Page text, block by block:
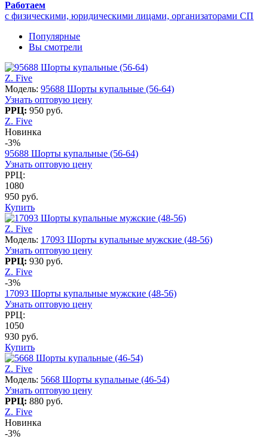
Работаем
с физическими, юридическими лицами, организаторами СП
Популярные
Вы смотрели
Z. Five
Модель: 95688 Шорты купальные (56-64)
Узнать оптовую цену
РРЦ: 950 руб.
Z. Five
Новинка
-3%
95688 Шорты купальные (56-64)
Узнать оптовую цену
РРЦ:
1080
950 руб.
Купить
Z. Five
Модель: 17093 Шорты купальные мужские (48-56)
Узнать оптовую цену
РРЦ: 930 руб.
Z. Five
-3%
17093 Шорты купальные мужские (48-56)
Узнать оптовую цену
РРЦ:
1050
930 руб.
Купить
Z. Five
Модель: 5668 Шорты купальные (46-54)
Узнать оптовую цену
РРЦ: 880 руб.
Z. Five
Новинка
-3%